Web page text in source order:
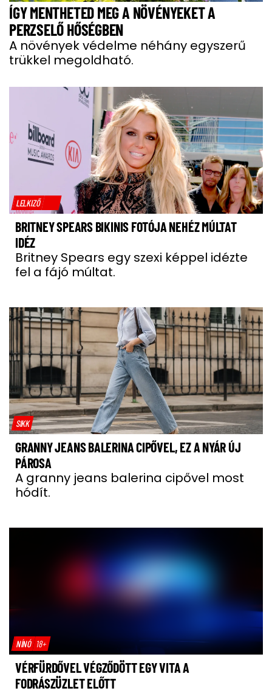
ÍGY MENTHETED MEG A NÖVÉNYEKET A
PERZSELŐ HŐSÉGBEN
A növények védelme néhány egyszerű
trükkel megoldható.
LELKIZŐ
BRITNEY SPEARS BIKINIS FOTÓJA NEHÉZ MÚLTAT
IDÉZ
Britney Spears egy szexi képpel idézte
fel a fájó múltat.
SIKK
GRANNY JEANS BALERINA CIPŐVEL, EZ A NYÁR ÚJ
PÁROSA
A granny jeans balerina cipővel most
hódít.
NÍNÓ 18+
VÉRFÜRDŐVEL VÉGZŐDÖTT EGY VITA A
FODRÁSZÜZLET ELŐTT